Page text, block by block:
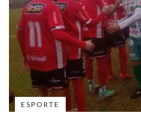
ESPORTE